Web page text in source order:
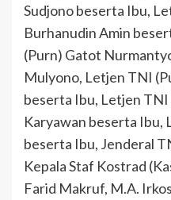
Sudjono beserta Ibu,
Burhanudin Amin
(Purn) Gatot
Mulyono, Letjen TNI
beserta Ibu, Letjen
Karyawan beserta Ibu,
beserta Ibu, Jenderal
Kepala Staf Kostrad
Farid Makruf, M.A.